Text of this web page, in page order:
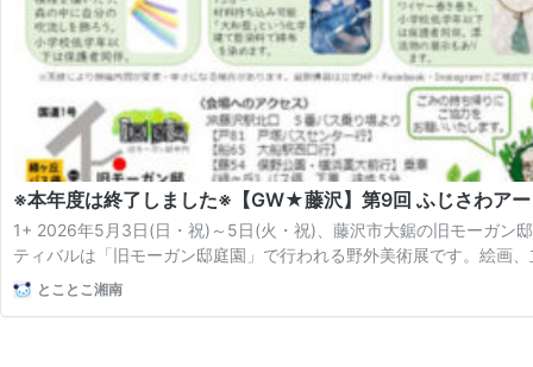
※本年度は終了しました※【GW★藤沢】第9回 ふじさわア
1+ 2026年5月3日(日・祝)～5日(火・祝)、藤沢市大鋸の旧モーガン
ティバルは「旧モーガン邸庭園」で行われる野外美術展です。絵画
とことこ湘南